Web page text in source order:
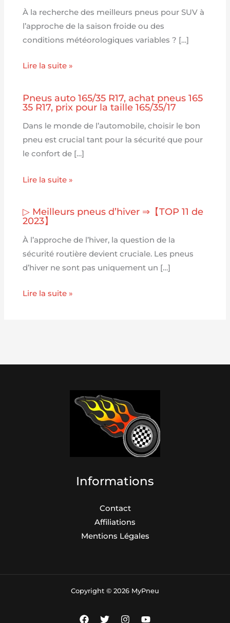
À la recherche des meilleurs pneus pour SUV à
l’approche de la saison froide ou des
conditions météorologiques variables ? […]
Lire la suite »
Pneus auto 165/35 R17, achat pneus 165
35 R17, prix pour la taille 165/35/17
Dans le monde de l’automobile, choisir le bon
pneu est crucial tant pour la sécurité que pour
le confort de […]
Lire la suite »
▷ Meilleurs pneus d’hiver ⇒【TOP 11 de
2023】
À l’approche de l’hiver, la question de la
sécurité routière devient cruciale. Les pneus
d’hiver ne sont pas uniquement un […]
Lire la suite »
Informations
Contact
Affiliations
Mentions Légales
Copyright © 2026 MyPneu